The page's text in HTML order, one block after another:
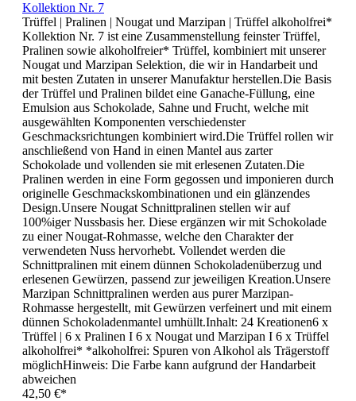
Kollektion Nr. 7
Trüffel | Pralinen | Nougat und Marzipan | Trüffel alkoholfrei*
Kollektion Nr. 7 ist eine Zusammenstellung feinster Trüffel,
Pralinen sowie alkoholfreier* Trüffel, kombiniert mit unserer
Nougat und Marzipan Selektion, die wir in Handarbeit und
mit besten Zutaten in unserer Manufaktur herstellen.Die Basis
der Trüffel und Pralinen bildet eine Ganache-Füllung, eine
Emulsion aus Schokolade, Sahne und Frucht, welche mit
ausgewählten Komponenten verschiedenster
Geschmacksrichtungen kombiniert wird.Die Trüffel rollen wir
anschließend von Hand in einen Mantel aus zarter
Schokolade und vollenden sie mit erlesenen Zutaten.Die
Pralinen werden in eine Form gegossen und imponieren durch
originelle Geschmackskombinationen und ein glänzendes
Design.Unsere Nougat Schnittpralinen stellen wir auf
100%iger Nussbasis her. Diese ergänzen wir mit Schokolade
zu einer Nougat-Rohmasse, welche den Charakter der
verwendeten Nuss hervorhebt. Vollendet werden die
Schnittpralinen mit einem dünnen Schokoladenüberzug und
erlesenen Gewürzen, passend zur jeweiligen Kreation.Unsere
Marzipan Schnittpralinen werden aus purer Marzipan-
Rohmasse hergestellt, mit Gewürzen verfeinert und mit einem
dünnen Schokoladenmantel umhüllt.Inhalt: 24 Kreationen6 x
Trüffel | 6 x Pralinen I 6 x Nougat und Marzipan I 6 x Trüffel
alkoholfrei* *alkoholfrei: Spuren von Alkohol als Trägerstoff
möglichHinweis: Die Farbe kann aufgrund der Handarbeit
abweichen
42,50 €*